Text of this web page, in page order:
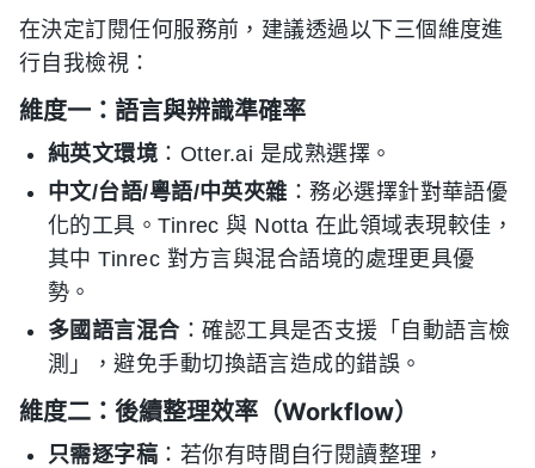
在決定訂閱任何服務前，建議透過以下三個維度進
行自我檢視：
維度一：語言與辨識準確率
純英文環境 ：Otter.ai 是成熟選擇。
中文/台語/粵語/中英夾雜 ：務必選擇針對華語優
化的工具。Tinrec 與 Notta 在此領域表現較佳，
其中 Tinrec 對方言與混合語境的處理更具優
勢。
多國語言混合：確認工具是否支援「自動語言檢
測」，避免手動切換語言造成的錯誤。
維度二：後續整理效率（Workflow）
只需逐字稿 ：若你有時間自行閱讀整理，